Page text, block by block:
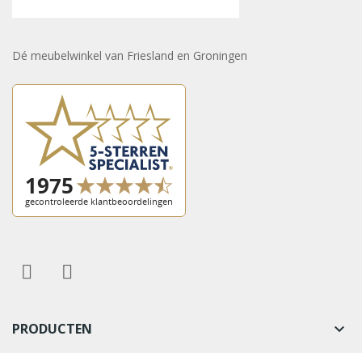
Dé meubelwinkel van Friesland en Groningen
PRODUCTEN keyboard_arrow_down